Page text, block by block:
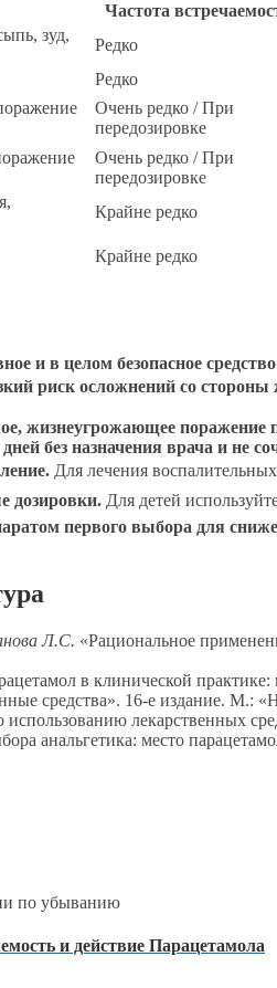
Частота
зуд,
Редко
Редко
Очень редко / При
передозировке
Очень редко / При
передозировке
Крайне редко
Крайне редко
и в целом безопасное средство
риск осложнений со стороны
жизнеугрожающее поражение
без назначения врача и не
Для лечения
дозировки. Для детей
первого выбора для
Л.С. «Рациональное
в клинической
средства». 16-е издание. М.:
использованию лекарственных
анальгетика: место
по убыванию
и действие Парацетамола